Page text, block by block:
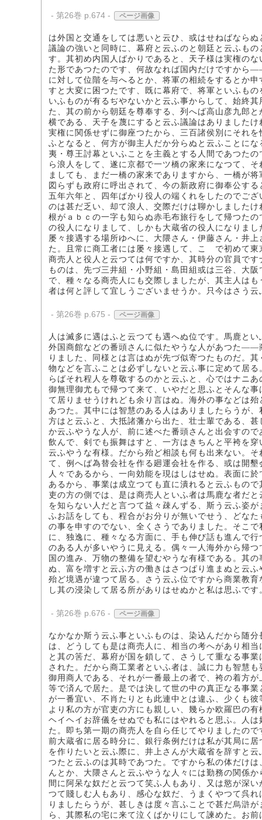
- 第26巻 p.674 - ページ画像
は外国と交通をしては悪いと云ひ、或はせねばなら
議論の強いと同時に、幕府と云ふのと朝廷と云ふも
す。其初め内国人ばかりであると、天子様は実権の
た形であつたのです、何故なれば国内だけですから
に対して位階を与へるとか、将軍の相続をするとか
すと大変に困つたです、既に幕府で、将軍といふも
いふものが有るぢやないかと云ふ事からして、始終
た、其の前から朝廷を尊奉する、列へば高山彦九郎
横である、天子を蔑にすると云ふ議論はありました
実権に関係せずに御座つたから、三百諸侯別にそれ
ふとなると、何方が御主人だか分らぬと云ふことに
夷・尊王討幕といふことを主義とする人間であつた
ら浪人をして、遂に京都で一ツ橋の家来になつて、
ましても、まだ一橋の家来でありますから、一橋が
図らずも政府に呼出されて、今の新政府に御奉公す
五年六年と、四年ばかり役人の端くれをしたのでご
のは甚だ乏い、却て浪人、交際だけは聊かしました
根がａｂｃの一字も知らぬ赤毛布旅行をして帰つた
の役人になりまして、しかも大蔵省の役人になりま
屡々接遇する場所ゆへに、大隈さん・伊藤さん・井
た。且常に商工者には屡々接遇して、こゝで初めて
商売人と役人と云つては何ですか、其時分の官員で
ものは、先づ三井組・小野組・島田組或は三谷、大
で、種々なる商売人にも交際しましたが、其主人は
者は何と評して宜しうございませうか。只今はさう云
- 第26巻 p.675 - ページ画像
人は滅多に遇はふと云つても遇へぬ位です。馬鹿と
外国商館などの番頭さんに似たやうな人があつた――
りました、同様とは言はぬが先づ似寄つたものだ。
物などを言ふことは必ずしないと云ふ事に定めて居
らばそれ程人を尊敬するのかと云ふと、心ではナニ
御無理御尤もで帰つて来て、いやだと思ふとそんな
て居りませうけれども余り言はぬ。海外の事などは
あつた。其中には智慧のある人はありましたらうが
方はと云ふと、大抵諸藩から出た、壮士輩である、
か云ふやうな人が、前に述べた番頭さんと出会すの
飲んで、剣でも振舞はすと、一方はきちんと平袴を
云ふやうな有様。だから殆ど相談も何も出来ない。
て、例へば為替会社を作る廻運会社を作る、或は開
人々であるから、一向効能を現はしはせぬ。表面に
あるから、事業は成立つても直に潰れると云ふもの
吏の方の側では、是は商売人といふ者は馬鹿な者だ
を知らない人だと言つて益々疎んずる、斯う云ふ姿
ふお話をしても、程合がお分りが無いでせう、どな
の事を申すのでない、全くさうでありました。そこ
に、独逸に、種々なる方面に、手も伸び話も進んで
のある人が多いやうに見える。偶々一人海外から帰
国の進み、万物の整備を望むやうな有様である。其
ぬ、富を増すと云ふ方の働きはさつぱり進まぬと云
殆ど境遇が違つて居る。さう云ふ位ですから商業教
し其の浸染して居る所がありはせぬかと私は思ふです
- 第26巻 p.676 - ページ画像
なかなか斯う云ふ事といふものは、染込んだから随
は、どうしても是は商売人に、相当の考へがあり相
と其の筈だ、幕府が国を鎖して、さうして重なる事
された。だから商工業者といふ者は、誠に力も智慧
御用商人である、それが一番最上の者で、袴の着方
等で済んで居た。是では決して世の中の真正なる事
が一番宜い、不肖たりとも此連中とは違ふ、少くも
より私の方が官吏の方にも親しい、幾らか欧羅巴の
ヘイヘイお辞儀をせぬでも私にはやれると思ふ。人
た。即ち第一期の商売人を自ら任じてやりましたの
前大蔵省に居る時分に、銀行条例だけは私が其局に
を作りたいと云ふ際に、井上さんが大蔵省を辞すと
つたと云ふのは其時であつた。ですから私の体だけ
んとか、大隈さんと云ふやうな人々には勤務の関係
間に阿呆な奴だと云つて笑ふ人もあり、又は慾が深
つて賤しむ人もあり、感心な奴だ、うまくやつて呉
りましたらうが、甚しきは度々言ふことで甚だ烏滸
ら、其際私の宅に来て泣くばかりにして諫めた。お